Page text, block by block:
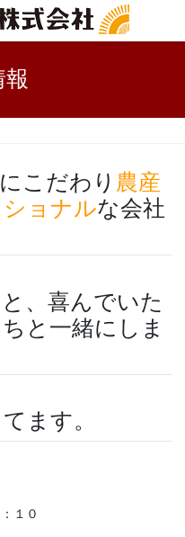
こだわり 農産
ョナルな会社
、喜んでいた
と一緒にしま
ます。
１０